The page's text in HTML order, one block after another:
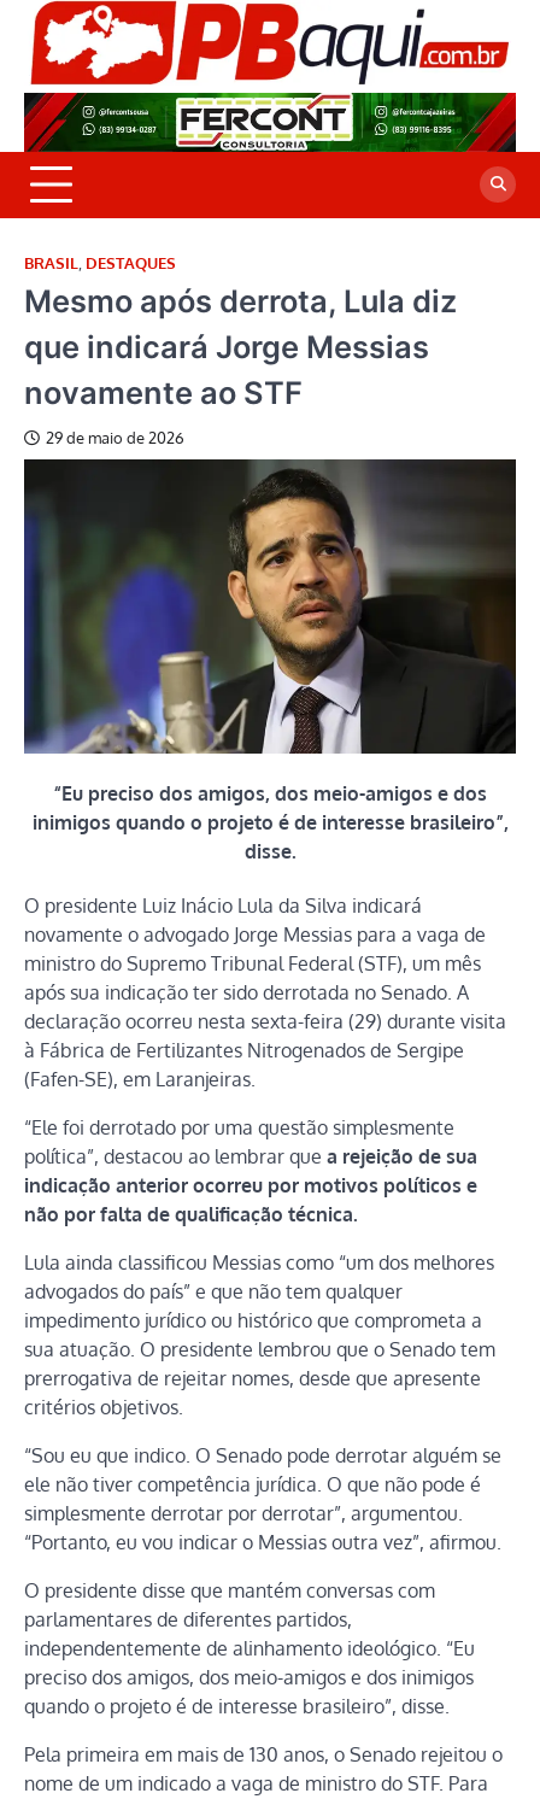
Skip
content
BRASIL DESTAQUES
Mesmo após derrota, Lula diz
que indicará Jorge Messias
novamente ao STF
29 de maio de 2026
“Eu preciso dos amigos, dos meio-amigos e dos
inimigos quando o projeto é de interesse brasileiro”,
disse.
O presidente Luiz Inácio Lula da Silva indicará
novamente o advogado Jorge Messias para a vaga de
ministro do Supremo Tribunal Federal (STF), um mês
após sua indicação ter sido derrotada no Senado. A
declaração ocorreu nesta sexta-feira (29) durante visita
à Fábrica de Fertilizantes Nitrogenados de Sergipe
(Fafen-SE), em Laranjeiras.
“Ele foi derrotado por uma questão simplesmente
política”, destacou ao lembrar que a rejeição de sua
indicação anterior ocorreu por motivos políticos e
não por falta de qualificação técnica.
Lula ainda classificou Messias como “um dos melhores
advogados do país” e que não tem qualquer
impedimento jurídico ou histórico que comprometa a
sua atuação. O presidente lembrou que o Senado tem
prerrogativa de rejeitar nomes, desde que apresente
critérios objetivos.
“Sou eu que indico. O Senado pode derrotar alguém se
ele não tiver competência jurídica. O que não pode é
simplesmente derrotar por derrotar”, argumentou.
“Portanto, eu vou indicar o Messias outra vez”, afirmou.
O presidente disse que mantém conversas com
parlamentares de diferentes partidos,
independentemente de alinhamento ideológico. “Eu
preciso dos amigos, dos meio-amigos e dos inimigos
quando o projeto é de interesse brasileiro”, disse.
Pela primeira em mais de 130 anos, o Senado rejeitou o
nome de um indicado a vaga de ministro do STF. Para